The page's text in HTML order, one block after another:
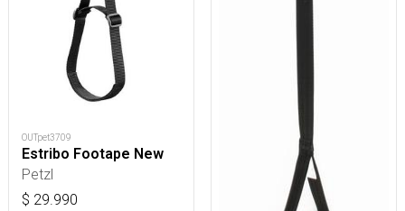
OUTpet3709
Estribo Footape New
Petzl
$ 29.990